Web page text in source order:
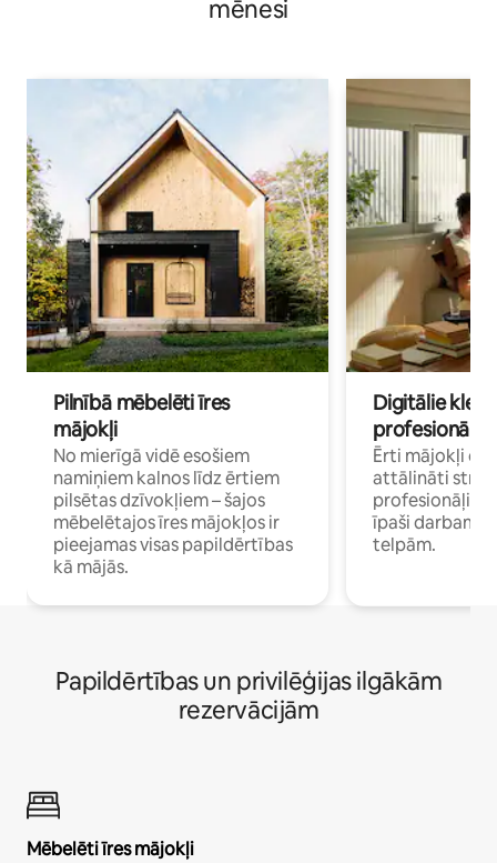
mēnesi
Pilnībā mēbelēti īres
mājokļi
No mierīgā vidē esošiem
namiņiem kalnos līdz ērtiem
pilsētas dzīvokļiem – šajos
mēbelētajos īres mājokļos ir
pieejamas visas papildērtības
kā mājās.
Digitālie
profesionāļi
Ērti mājokļi
attālināti
īpaši darbam
telpām.
Papildērtības un privilēģijas ilgākām
rezervācijām
Mēbelēti īres mājokļi